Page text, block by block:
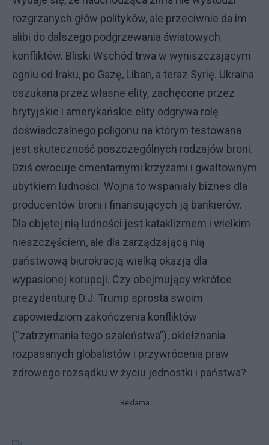
rozgrzanych głów polityków, ale przeciwnie da im
alibi do dalszego podgrzewania światowych
konfliktów. Bliski Wschód trwa w wyniszczającym
ogniu od Iraku, po Gazę, Liban, a teraz Syrię. Ukraina
oszukana przez własne elity, zachęcone przez
brytyjskie i amerykańskie elity odgrywa rolę
doświadczalnego poligonu na którym testowana
jest skuteczność poszczególnych rodzajów broni.
Dziś owocuje cmentarnymi krzyżami i gwałtownym
ubytkiem ludności. Wojna to wspaniały biznes dla
producentów broni i finansujących ją bankierów.
Dla objętej nią ludności jest kataklizmem i wielkim
nieszczęściem, ale dla zarządzającą nią
państwową biurokracją wielką okazją dla
wypasionej korupcji. Czy obejmujący wkrótce
prezydenturę D.J. Trump sprosta swoim
zapowiedziom zakończenia konfliktów
(“zatrzymania tego szaleństwa”), okiełznania
rozpasanych globalistów i przywrócenia praw
zdrowego rozsądku w życiu jednostki i państwa?
Reklama